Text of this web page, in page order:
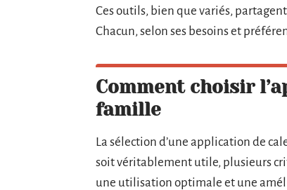
Ces outils, bien que variés,
Chacun, selon ses besoins et
Comment choisir
famille
La sélection d’une application de
soit véritablement utile, plusieurs
une utilisation optimale et une